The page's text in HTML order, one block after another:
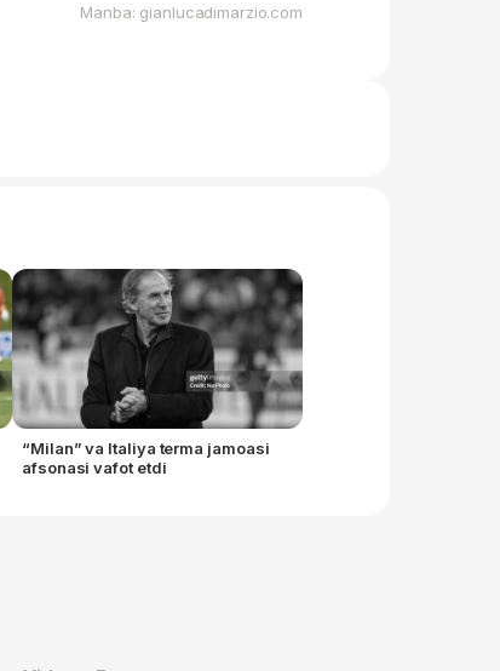
Manba: gianlucadimarzio.com
“Milan” va Italiya terma jamoasi
afsonasi vafot etdi